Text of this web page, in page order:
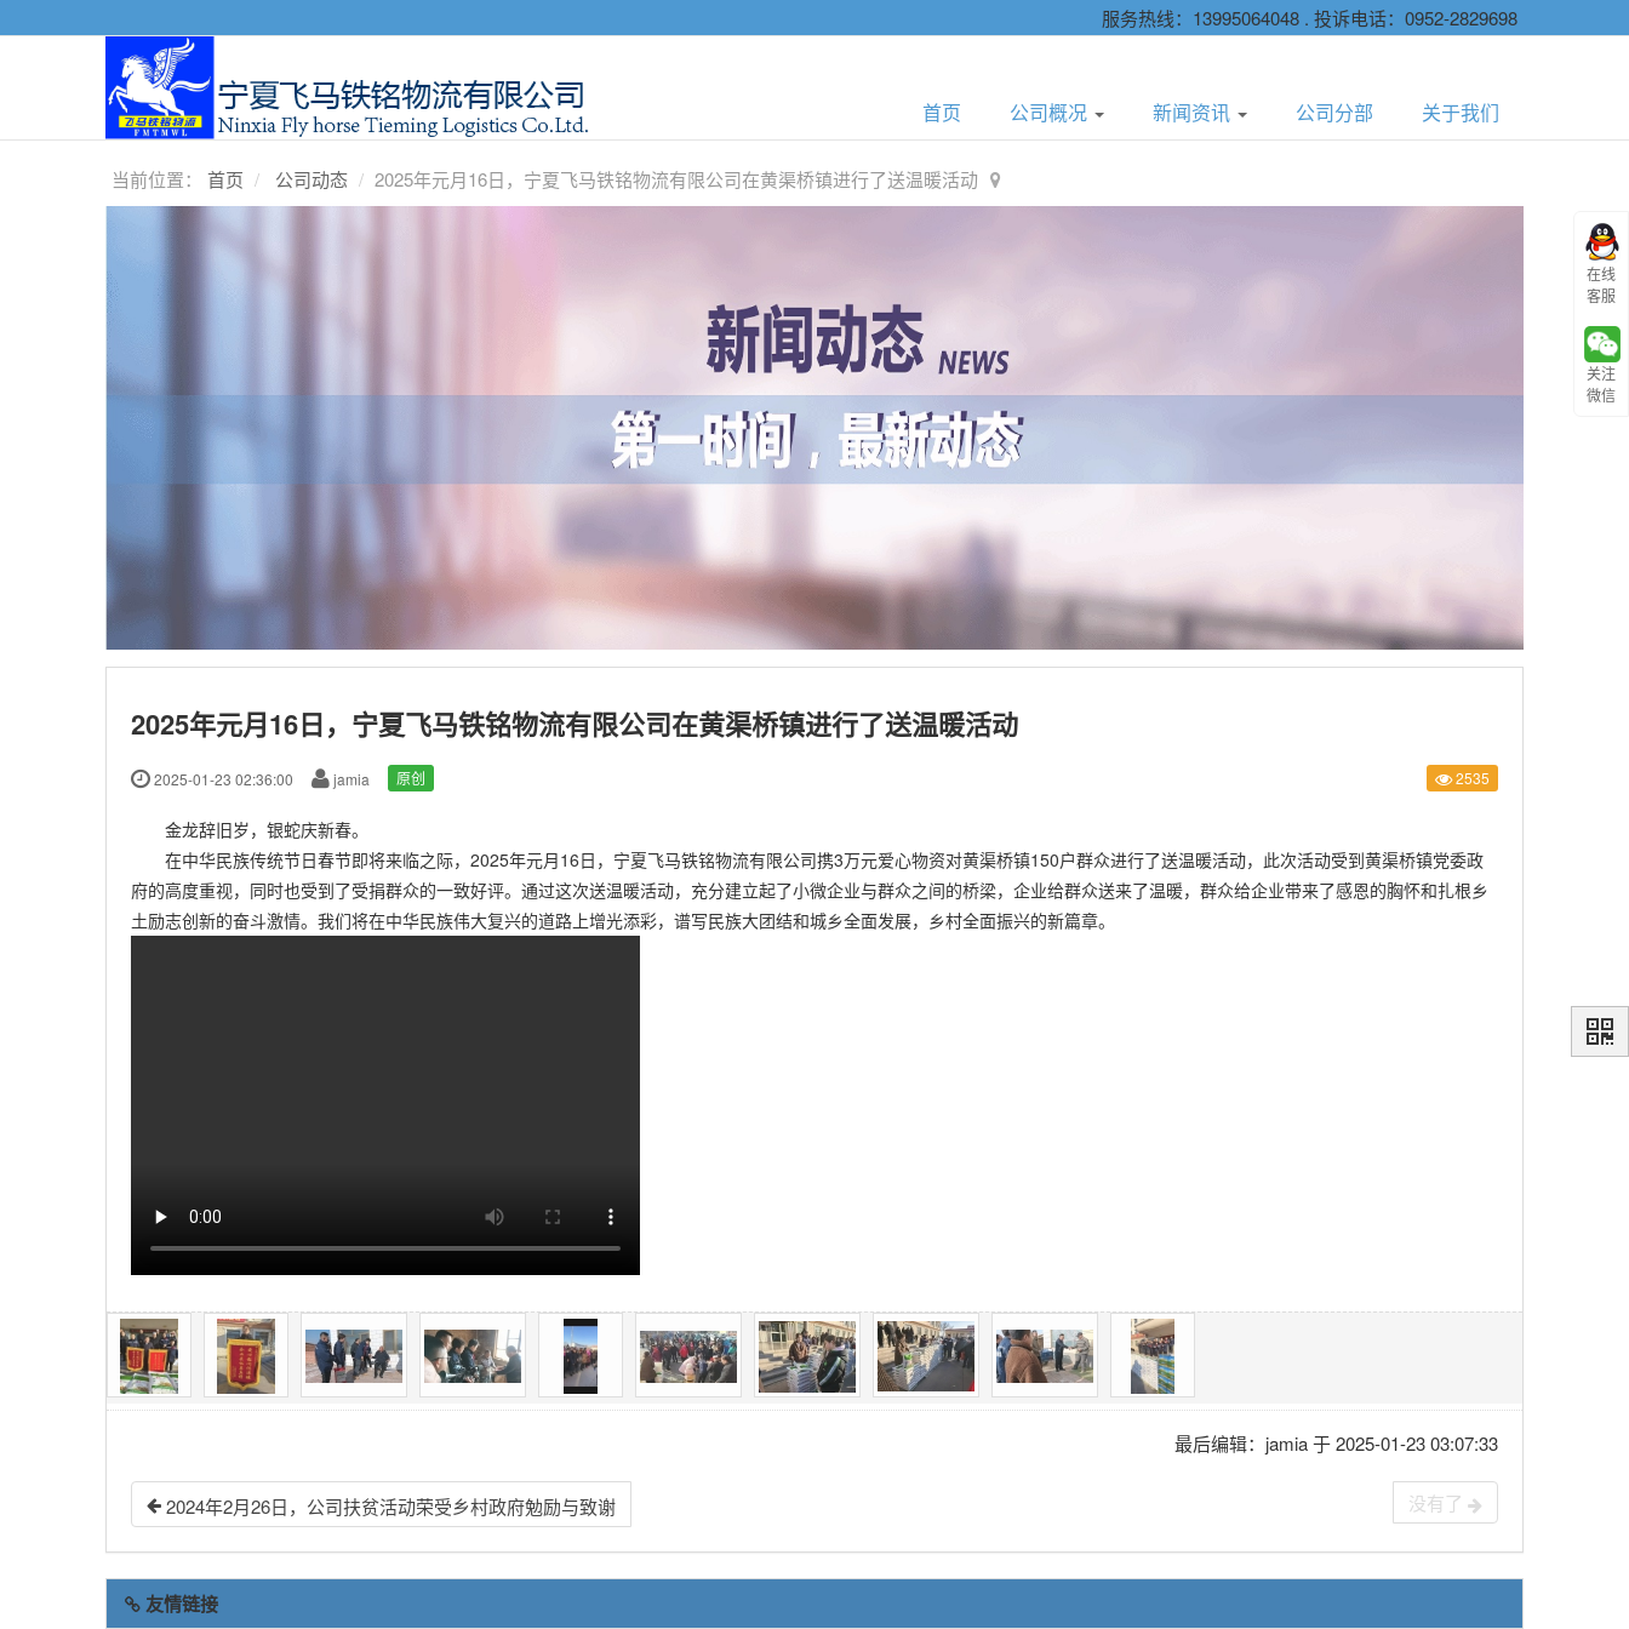
服务热线：13995064048 . 投诉电话：0952-2829698
首页 公司概况 新闻资讯 公司分部 关于我们
当前位置： 首页 公司动态 2025年元月16日，宁夏飞马铁铭物流有限公司在黄渠桥镇进行了送温暖活动
2025年元月16日，宁夏飞马铁铭物流有限公司在黄渠桥镇进行了送温暖活动
2025-01-23 02:36:00 jamia 原创 2535
金龙辞旧岁，银蛇庆新春。
在中华民族传统节日春节即将来临之际，2025年元月16日，宁夏飞马铁铭物流有限公司携3万元爱心物资对黄渠桥镇150户群众进行了送温暖活动，此次活动受到黄渠桥镇党委政
府的高度重视，同时也受到了受捐群众的一致好评。通过这次送温暖活动，充分建立起了小微企业与群众之间的桥梁，企业给群众送来了温暖，群众给企业带来了感恩的胸怀和扎根乡
土励志创新的奋斗激情。我们将在中华民族伟大复兴的道路上增光添彩，谱写民族大团结和城乡全面发展，乡村全面振兴的新篇章。
最后编辑：jamia 于 2025-01-23 03:07:33
2024年2月26日，公司扶贫活动荣受乡村政府勉励与致谢 没有了
在线
客服
关注
微信
友情链接